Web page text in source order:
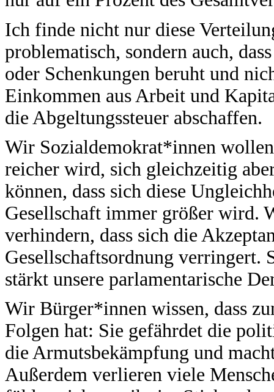
Ich finde nicht nur diese
problematisch, sondern auch,
oder Schenkungen beruht und
Einkommen aus Arbeit und
die Abgeltungssteuer abschaffen.
Wir Sozialdemokrat*innen
reicher wird, sich gleichzeitig
können, dass sich diese
Gesellschaft immer größer wird.
verhindern, dass sich die
Gesellschaftsordnung verringert.
stärkt unsere parlamentarische
Wir Bürger*innen wissen, dass
Folgen hat: Sie gefährdet die
die Armutsbekämpfung und
Außerdem verlieren viele